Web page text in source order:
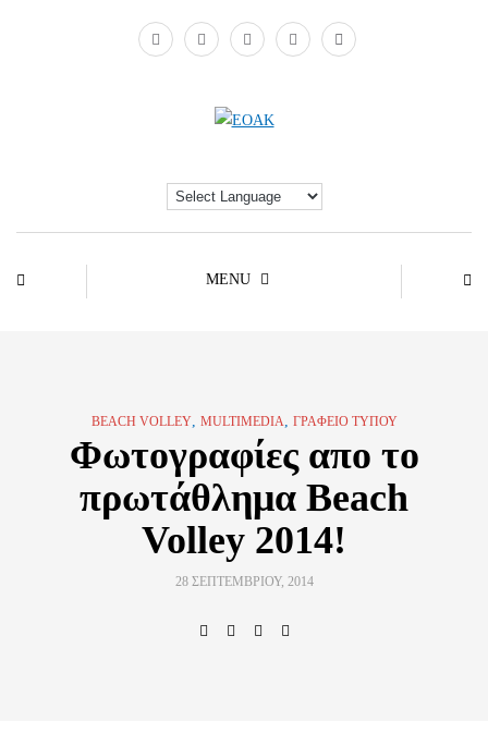
MENU
BEACH VOLLEY, MULTIMEDIA, ΓΡΑΦΕΊΟ ΤΎΠΟΥ
Φωτογραφίες απο το
πρωτάθλημα Beach
Volley 2014!
28 ΣΕΠΤΕΜΒΡΊΟΥ, 2014